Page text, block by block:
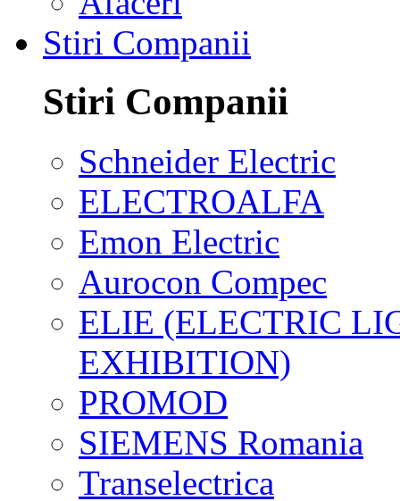
Stiri Companii
Stiri Companii
Schneider Electric
ELECTROALFA
Emon Electric
Aurocon Compec
ELIE (ELECTRIC
EXHIBITION)
PROMOD
SIEMENS Romania
Transelectrica